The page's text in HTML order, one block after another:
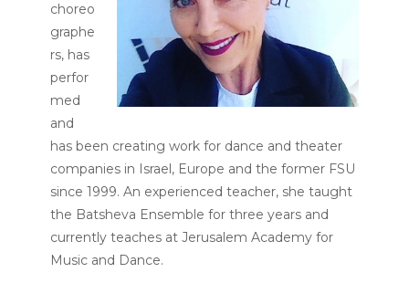
choreo
graphe
rs, has
perfor
med
and
has been creating work for dance and theater
companies in Israel, Europe and the former FSU
since 1999. An experienced teacher, she taught
the Batsheva Ensemble for three years and
currently teaches at Jerusalem Academy for
Music and Dance.